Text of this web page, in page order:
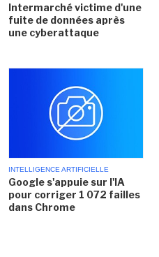
Intermarché victime d'une
fuite de données après
une cyberattaque
INTELLIGENCE ARTIFICIELLE
Google s'appuie sur l'IA
pour corriger 1 072 failles
dans Chrome